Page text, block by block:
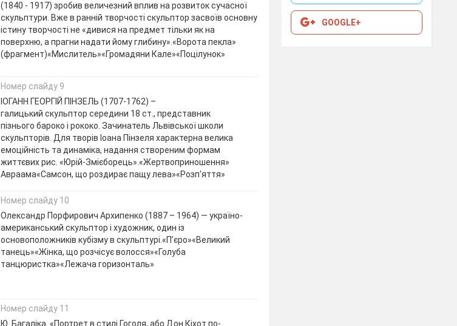
(1840 - 1917) зробив величезний вплив на розвиток сучасної
скульптури. Вже в ранній творчості скульптор засвоїв основну
істину творчості не «дивися на предмет тільки як на
поверхню, а прагни надати йому глибину».«Ворота пекла»
(фрагмент)«Мислитель»«Громадяни Кале»«Поцілунок»
Номер слайду 9
ІОГАНН ГЕОРГІЙ ПІНЗЕЛЬ (1707-1762) –
галицький скульптор середини 18 ст., представник
пізнього бароко і рококо. Зачинатель Львівської школи
скульпторів. Для творів Іоана Пінзеля характерна велика
емоційність та динаміка, надання створеним формам
життєвих рис. «Юрій-Змієборець».«Жертвоприношення»
Авраама«Самсон, що роздирає пащу лева»«Розп'яття»
Номер слайду 10
Олександр Порфирович Архипенко (1887 – 1964) — україно-
американський скульптор і художник, один із
основоположників кубізму в скульптурі.«П’єро»«Великий
танець»«Жінка, що розчісує волосся»«Голуба
танцюристка»«Лежача горизонталь»
Номер слайду 11
Ю. Багаліка. «Портрет в стилі Гоголя, або Дон Кіхот по-
GOOGLE+